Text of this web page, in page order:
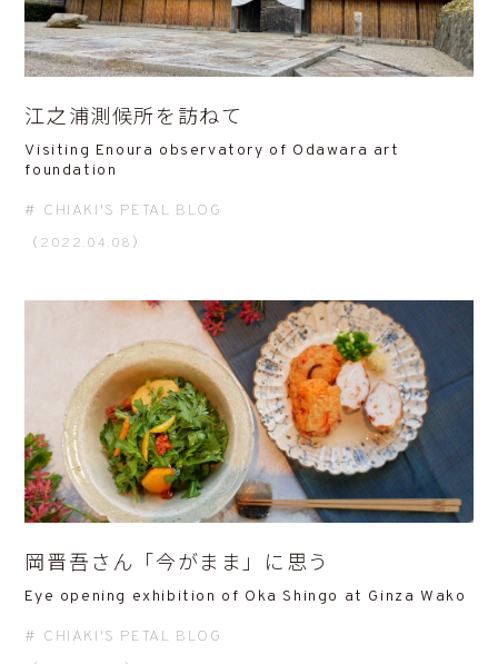
江之浦測候所を訪ねて
Visiting Enoura observatory of Odawara art
foundation
CHIAKI'S PETAL BLOG
（2022.04.08）
岡晋吾さん「今がまま」に思う
Eye opening exhibition of Oka Shingo at Ginza Wako
CHIAKI'S PETAL BLOG